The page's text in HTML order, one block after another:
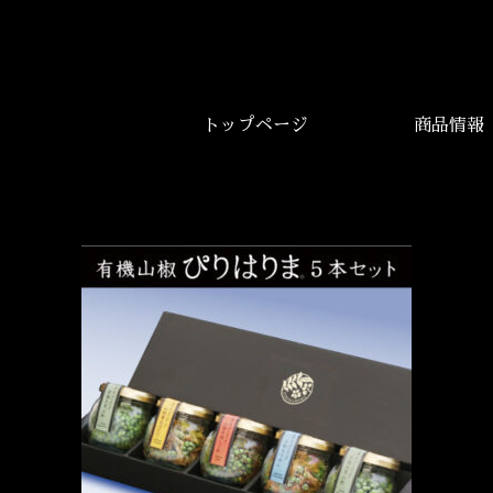
トップページ 商品情報